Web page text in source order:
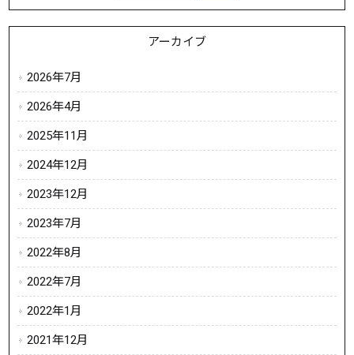
アーカイブ
2026年7月
2026年4月
2025年11月
2024年12月
2023年12月
2023年7月
2022年8月
2022年7月
2022年1月
2021年12月